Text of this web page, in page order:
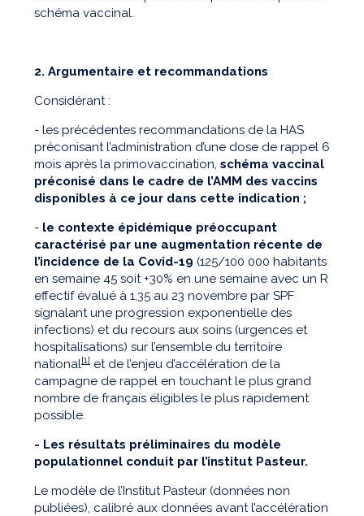
schéma vaccinal.
2. Argumentaire et recommandations
Considérant :
- les précédentes recommandations de la HAS
préconisant l’administration d’une dose de rappel 6
mois après la primovaccination, schéma vaccinal
préconisé dans le cadre de l’AMM des vaccins
disponibles à ce jour dans cette indication ;
- le contexte épidémique préoccupant
caractérisé par une augmentation récente de
l’incidence de la Covid-19 (125/100 000 habitants
en semaine 45 soit +30% en une semaine avec un R
effectif évalué à 1,35 au 23 novembre par SPF
signalant une progression exponentielle des
infections) et du recours aux soins (urgences et
hospitalisations) sur l’ensemble du territoire
national[1] et de l’enjeu d’accélération de la
campagne de rappel en touchant le plus grand
nombre de français éligibles le plus rapidement
possible.
- Les résultats préliminaires du modèle
populationnel conduit par l’institut Pasteur.
Le modèle de l’Institut Pasteur (données non
publiées), calibré aux données avant l’accélération